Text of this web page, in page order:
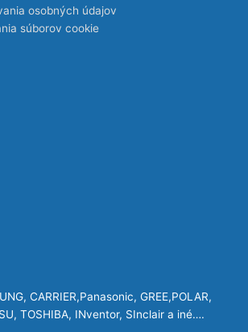
osobných údajov
súborov cookie
CARRIER,Panasonic, GREE,POLAR,
TOSHIBA, INventor, SInclair a iné….